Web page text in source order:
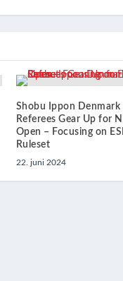
Shobu Ippon Denmark
Referees Gear Up for
Open – Focusing on
Ruleset
22. juni 2024